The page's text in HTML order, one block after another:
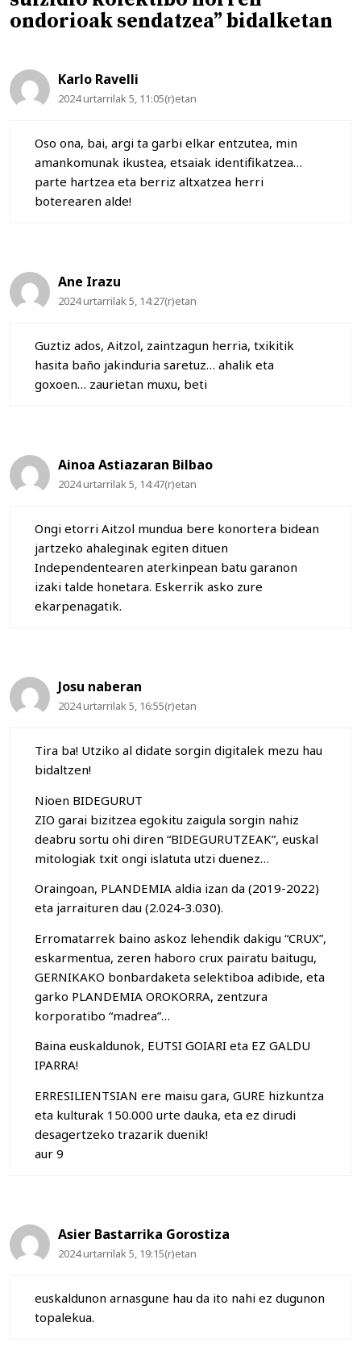
ondorioak sendatzea” bidalketan
Karlo Ravelli
2024 urtarrilak 5, 11:05(r)etan
Oso ona, bai, argi ta garbi elkar entzutea, min
amankomunak ikustea, etsaiak identifikatzea…
parte hartzea eta berriz altxatzea herri
boterearen alde!
Ane Irazu
2024 urtarrilak 5, 14:27(r)etan
Guztiz ados, Aitzol, zaintzagun herria, txikitik
hasita baño jakinduria saretuz… ahalik eta
goxoen… zaurietan muxu, beti
Ainoa Astiazaran Bilbao
2024 urtarrilak 5, 14:47(r)etan
Ongi etorri Aitzol mundua bere konortera bidean
jartzeko ahaleginak egiten dituen
Independentearen aterkinpean batu garanon
izaki talde honetara. Eskerrik asko zure
ekarpenagatik.
Josu naberan
2024 urtarrilak 5, 16:55(r)etan
Tira ba! Utziko al didate sorgin digitalek mezu hau
bidaltzen!
Nioen BIDEGURUT
ZIO garai bizitzea egokitu zaigula sorgin nahiz
deabru sortu ohi diren “BIDEGURUTZEAK”, euskal
mitologiak txit ongi islatuta utzi duenez…
Oraingoan, PLANDEMIA aldia izan da (2019-2022)
eta jarraituren dau (2.024-3.030).
Erromatarrek baino askoz lehendik dakigu “CRUX”,
eskarmentua, zeren haboro crux pairatu baitugu,
GERNIKAKO bonbardaketa selektiboa adibide, eta
garko PLANDEMIA OROKORRA, zentzura
korporatibo “madrea”…
Baina euskaldunok, EUTSI GOIARI eta EZ GALDU
IPARRA!
ERRESILIENTSIAN ere maisu gara, GURE hizkuntza
eta kulturak 150.000 urte dauka, eta ez dirudi
desagertzeko trazarik duenik!
aur 9
Asier Bastarrika Gorostiza
2024 urtarrilak 5, 19:15(r)etan
euskaldunon arnasgune hau da ito nahi ez dugunon
topalekua.